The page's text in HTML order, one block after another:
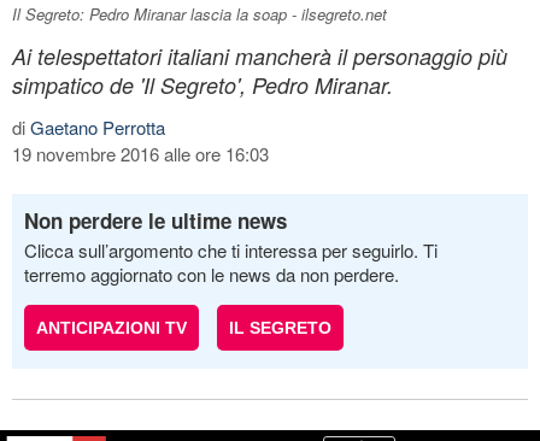
Il Segreto: Pedro Miranar lascia la soap - ilsegreto.net
Ai telespettatori italiani mancherà il personaggio più
simpatico de 'Il Segreto', Pedro Miranar.
diGaetano Perrotta
19 novembre 2016 alle ore 16:03
Non perdere le ultime news
Clicca sull’argomento che ti interessa per seguirlo. Ti
terremo aggiornato con le news da non perdere.
ANTICIPAZIONI TV IL SEGRETO